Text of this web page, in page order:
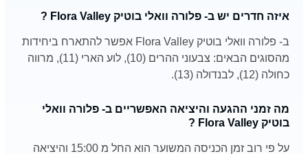
איזה חדרים יש ב- פלורה וואלי בוטיק Flora Valley ?
ב- פלורה וואלי בוטיק Flora Valley אפשר להתארח ביחידות
מהסוגים הבאים: צבעוני ההרים (10), לוע הארי (11), מרווה
כחולה (12), לבנדולה (13).
מה זמני ההגעה והיציאה האפשריים ב- פלורה וואלי
בוטיק Flora Valley ?
על פי רוב זמן הכניסה המשוער הוא החל מ 15:00 והיציאה